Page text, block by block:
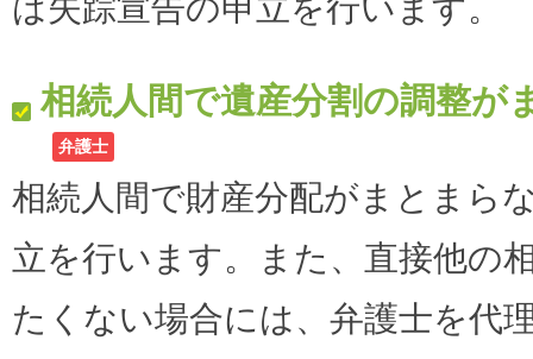
は失踪宣告の申立を行います。
相続人間で遺産分割の調整が
弁護士
相続人間で財産分配がまとまら
立を行います。また、直接他の
たくない場合には、弁護士を代